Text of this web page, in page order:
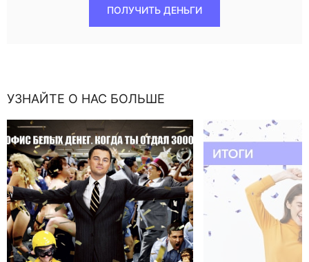
ПОЛУЧИТЬ ДЕНЬГИ
УЗНАЙТЕ О НАС БОЛЬШЕ